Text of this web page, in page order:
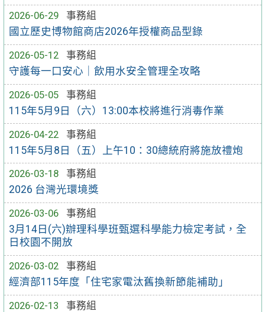
2026-06-29
事務組
國立歷史博物館商店2026年授權商品型錄
2026-05-12
事務組
守護每一口安心｜飲用水安全管理全攻略
2026-05-05
事務組
115年5月9日（六）13:00本校將進行消毒作業
2026-04-22
事務組
115年5月8日（五）上午10：30總統府將施放禮炮
2026-03-18
事務組
2026 台灣光環境獎
2026-03-06
事務組
3月14日(六)辦理科學班甄選科學能力檢定考試，全
日校園不開放
2026-03-02
事務組
經濟部115年度「住宅家電汰舊換新節能補助」
2026-02-13
事務組